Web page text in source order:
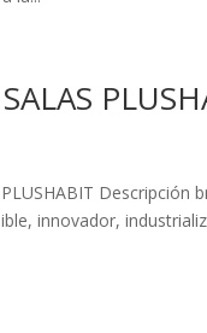
Descripción
innovador,